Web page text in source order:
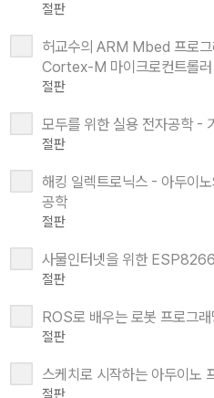
절판
허교수의 ARM Mbed 프로
Cortex-M 마이크로컨트롤러
절판
모두를 위한 실용 전자공학 -
절판
해킹 일렉트로닉스 - 아두이
공학
절판
사물인터넷을 위한
절판
ROS로 배우는 로봇 프로그래
절판
스케치로 시작하는 아두이노
절판